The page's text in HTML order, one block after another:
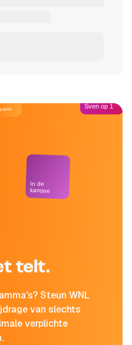
telt.
Steun WNL
van slechts
verplichte
In de
kantine
Sven op 1